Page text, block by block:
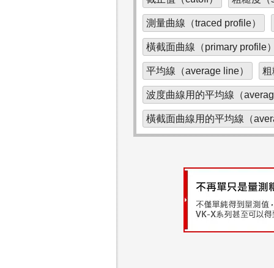
測量曲線（traced profile）
橫截面曲線（primary profile
平均線（average line） 粗
波度曲線用的平均線（
橫截面曲線用的平均線（